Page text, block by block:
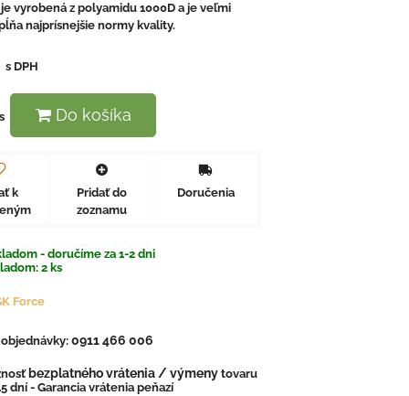
vyrobená z polyamidu 1000D a je veľmi
najprísnejšie normy kvality.
s DPH
Do košíka
k
Pridať do
zoznamu
Doručenia
- doručíme za 1-2 dni
2 ks
Force
0911 466 006
bezplatného vrátenia / výmeny tovaru
dní - Garancia vrátenia peňazí